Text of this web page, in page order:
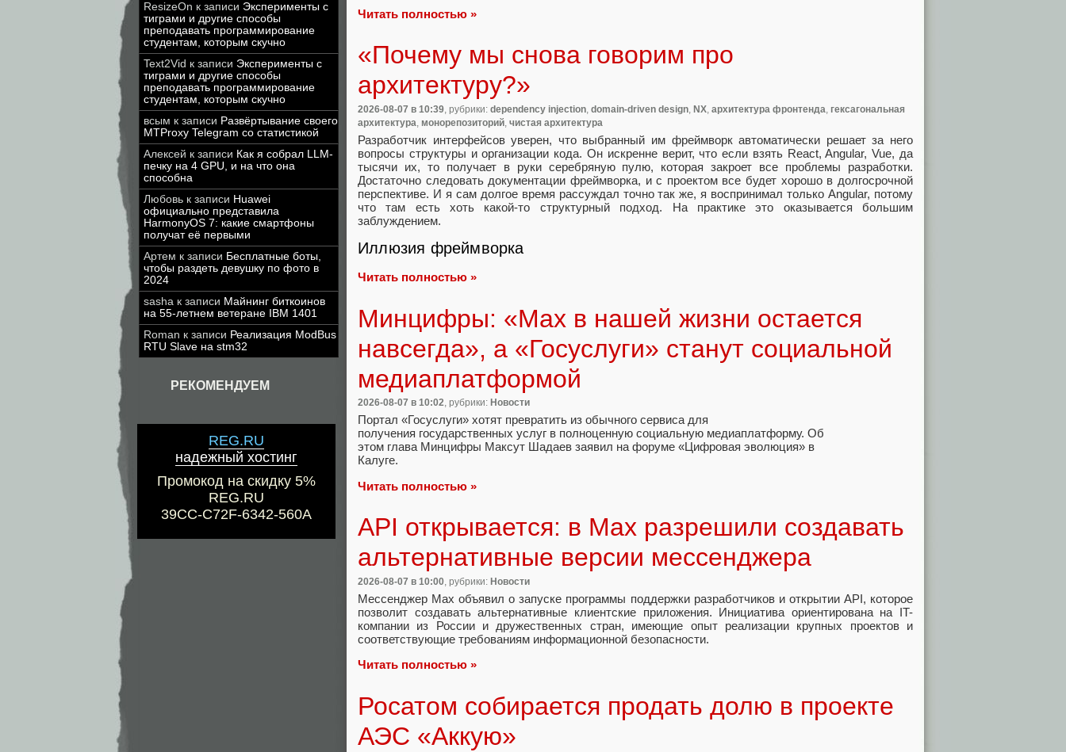
ResizeOn к записи Эксперименты с
тиграми и другие способы
преподавать программирование
студентам, которым скучно
Text2Vid к записи Эксперименты с
тиграми и другие способы
преподавать программирование
студентам, которым скучно
всым к записи Развёртывание своего
MTProxy Telegram со статистикой
Алексей к записи Как я собрал LLM-
печку на 4 GPU, и на что она
способна
Любовь к записи Huawei
официально представила
HarmonyOS 7: какие смартфоны
получат её первыми
Артем к записи Бесплатные боты,
чтобы раздеть девушку по фото в
2024
sasha к записи Майнинг биткоинов
на 55-летнем ветеране IBM 1401
Roman к записи Реализация ModBus
RTU Slave на stm32
РЕКОМЕНДУЕМ
REG.RU
надежный хостинг
Промокод на скидку 5%
REG.RU
39CC-C72F-6342-560A
Читать полностью »
«Почему мы снова говорим про
архитектуру?»
2026-08-07 в 10:39 , рубрики: dependency injection domain-driven design NX архитектура фронтенда гексагональная
архитектура монорепозиторий чистая архитектура
Разработчик интерфейсов уверен, что выбранный им фреймворк автоматически решает за него
вопросы структуры и организации кода. Он искренне верит, что если взять React, Angular, Vue, да
тысячи их, то получает в руки серебряную пулю, которая закроет все проблемы разработки.
Достаточно следовать документации фреймворка, и с проектом все будет хорошо в долгосрочной
перспективе. И я сам долгое время рассуждал точно так же, я воспринимал только Angular, потому
что там есть хоть какой-то структурный подход. На практике это оказывается большим
заблуждением.
Иллюзия фреймворка
Читать полностью »
Минцифры: «Max в нашей жизни остается
навсегда», а «Госуслуги» станут социальной
медиаплатформой
2026-08-07 в 10:02 , рубрики: Новости
Портал «Госуслуги» хотят превратить из обычного сервиса для
получения государственных услуг в полноценную социальную медиаплатформу. Об
этом глава Минцифры Максут Шадаев заявил на форуме «Цифровая эволюция» в
Калуге.
Читать полностью »
API открывается: в Max разрешили создавать
альтернативные версии мессенджера
2026-08-07 в 10:00 , рубрики: Новости
Мессенджер Max объявил о запуске программы поддержки разработчиков и открытии API, которое
позволит создавать альтернативные клиентские приложения. Инициатива ориентирована на IT-
компании из России и дружественных стран, имеющие опыт реализации крупных проектов и
соответствующие требованиям информационной безопасности.
Читать полностью »
Росатом собирается продать долю в проекте
АЭС «Аккую»